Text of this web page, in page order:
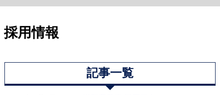
採用情報
記事一覧